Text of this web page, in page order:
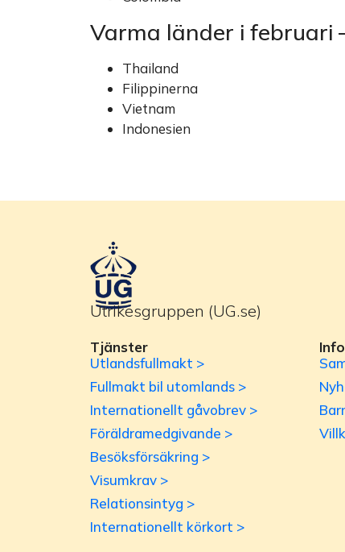
Varma länder i februari
Thailand
Filippinerna
Vietnam
Indonesien
Utrikesgruppen (UG.se)
Tjänster
Utlandsfullmakt >
Fullmakt bil utomlands >
Internationellt gåvobrev >
Föräldramedgivande >
Besöksförsäkring >
Visumkrav >
Relationsintyg >
Internationellt körkort >